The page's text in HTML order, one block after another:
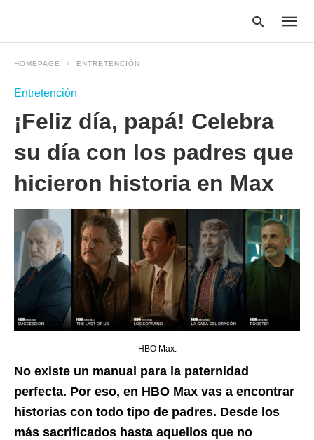
and
HOMEPAGE ENTRETENCIÓN
Entretención
¡Feliz día, papá! Celebra
su día con los padres que
hicieron historia en Max
HBO Max.
No existe un manual para la paternidad
perfecta. Por eso, en HBO Max vas a encontrar
historias con todo tipo de padres. Desde los
más sacrificados hasta aquellos que no